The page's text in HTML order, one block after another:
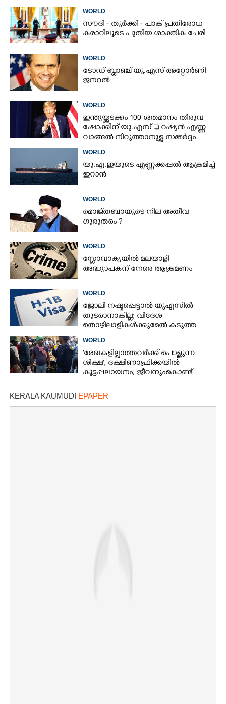
WORLD
സൗദി - തുർക്കി - പാക് പ്രതിരോധ
കരാറിലൂടെ പുതിയ ശാക്തിക ചേരി
WORLD
ടോഡ് ബ്ലാഞ്ച് യു.എസ് അറ്റോർണി
ജനറൽ
WORLD
ഇന്ത്യയ്ക്കടക്കം 100 ശതമാനം തീരുവ
ഷോക്കിന് യു.എസ്  റഷ്യൻ എണ്ണ
വാങ്ങൽ നിറുത്താനുള്ള സമ്മർദ്ദം
WORLD
യു.എ.ഇയുടെ എണ്ണക്കപ്പൽ ആക്രമിച്ച്
ഇറാൻ
WORLD
മൊജ്തബായുടെ നില അതീവ
ഗുരുതരം ?
WORLD
സ്ലോവാക്യയിൽ മലയാളി
അദ്ധ്യാപകന് നേരെ ആക്രമണം
WORLD
ജോലി നഷ്ടപ്പെട്ടാൽ യുഎസിൽ
തുടരാനാകില്ല; വിദേശ
തൊഴിലാളികൾക്കുമേൽ കടുത്ത
WORLD
'രേഖകളില്ലാത്തവർക്ക് പൊള്ളുന്ന
ശിക്ഷ', ദക്ഷിണാഫ്രിക്കയിൽ
കൂട്ടപ്പലായനം; ജീവനുംകൊണ്ട്
പേർ
KERALA KAUMUDI EPAPER